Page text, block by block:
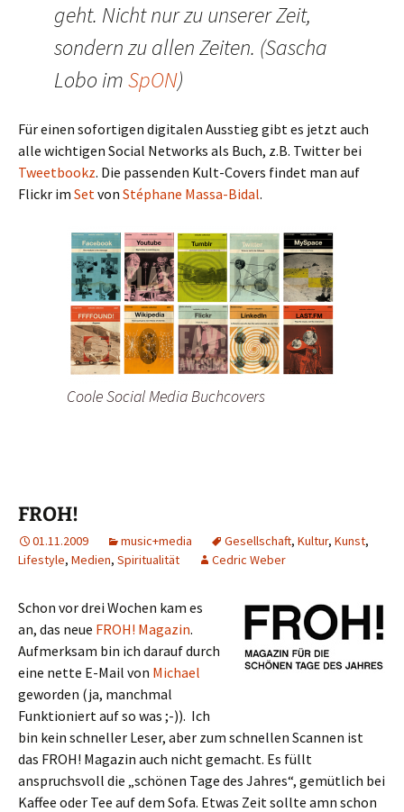
geht. Nicht nur zu unserer Zeit,
sondern zu allen Zeiten. (Sascha
Lobo imSpON)
Für einen sofortigen digitalen Ausstieg gibt es jetzt auch
alle wichtigen Social Networks als Buch, z.B. Twitter bei
Tweetbookz. Die passenden Kult-Covers findet man auf
Flickr im Setvon Stéphane Massa-Bidal.
Coole Social Media Buchcovers
FROH!
01.11.2009 music+media Gesellschaft, Kultur, Kunst,
Lifestyle, Medien, Spiritualität Cedric Weber
Schon vor drei Wochen kam es
an, das neue FROH! Magazin.
Aufmerksam bin ich darauf durch
eine nette E-Mail von Michael
geworden (ja, manchmal
Funktioniert auf so was ;-)). Ich
bin kein schneller Leser, aber zum schnellen Scannen ist
das FROH! Magazin auch nicht gemacht. Es füllt
anspruchsvoll die „schönen Tage des Jahres“, gemütlich bei
Kaffee oder Tee auf dem Sofa. Etwas Zeit sollte amn schon